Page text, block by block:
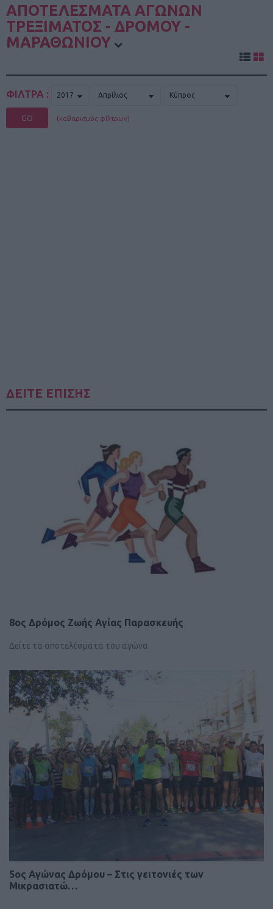
ΑΠΟΤΕΛΕΣΜΑΤΑ ΑΓΩΝΩΝ
ΤΡΕΞΙΜΑΤΟΣ - ΔΡΟΜΟΥ -
ΜΑΡΑΘΩΝΙΟΥ
ΦΙΛΤΡΑ :
GO (καθαρισμός φίλτρων)
ΔΕΙΤΕ ΕΠΙΣΗΣ
8ος Δρόμος Ζωής Αγίας Παρασκευής
Δείτε τα αποτελέσματα του αγώνα
5ος Αγώνας Δρόμου – Στις γειτονιές των
Μικρασιατώ…